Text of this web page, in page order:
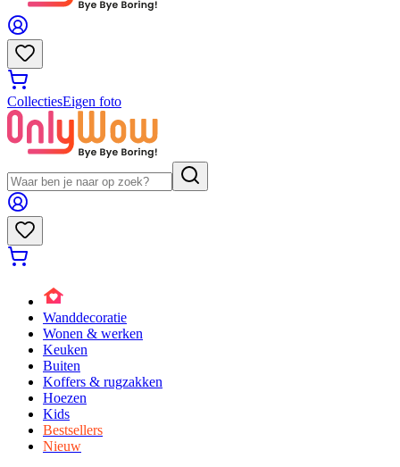
CollectiesEigen foto
Wanddecoratie
Wonen & werken
Keuken
Buiten
Koffers & rugzakken
Hoezen
Kids
Bestsellers
Nieuw